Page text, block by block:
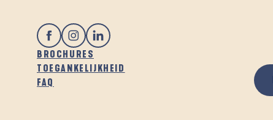
BROCHURES
TOEGANKELIJKHEID
FAQ